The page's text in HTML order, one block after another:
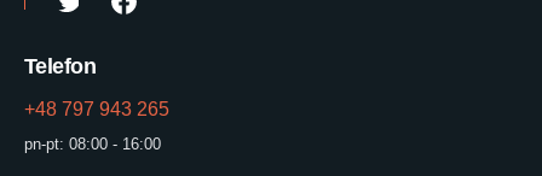
Telefon
+48 797 943 265
pn-pt: 08:00 - 16:00